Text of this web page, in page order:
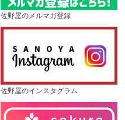
佐野屋のメルマガ登録
佐野屋のインスタグラム